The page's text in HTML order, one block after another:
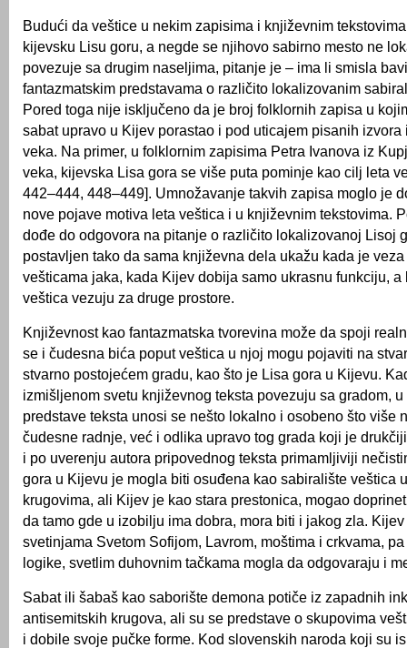
Budući da veštice u nekim zapisima i književnim
kijevsku Lisu goru, a negde se njihovo sabirno mesto ne
povezuje sa drugim naseljima, pitanje je – ima li smisla
fantazmatskim predstavama o različito lokalizovanim
Pored toga nije isključeno da je broj folklornih zapisa u
sabat upravo u Kijev porastao i pod uticajem pisanih izvora
veka. Na primer, u folklornim zapisima Petra Ivanova iz
veka, kijevska Lisa gora se više puta pominje kao cilj leta
442–444, 448–449]. Umnožavanje takvih zapisa moglo je
nove pojave motiva leta veštica i u književnim tekstovima.
dođe do odgovora na pitanje o različito lokalizovanoj Lisoj
postavljen tako da sama književna dela ukažu kada je
vešticama jaka, kada Kijev dobija samo ukrasnu funkciju, a
veštica vezuju za druge prostore.
Književnost kao fantazmatska tvorevina može da spoji
se i čudesna bića poput veštica u njoj mogu pojaviti na
stvarno postojećem gradu, kao što je Lisa gora u Kijevu.
izmišljenom svetu književnog teksta povezuju sa gradom,
predstave teksta unosi se nešto lokalno i osobeno što više
čudesne radnje, već i odlika upravo tog grada koji je
i po uverenju autora pripovednog teksta primamljiviji
gora u Kijevu je mogla biti osuđena kao sabiralište veštica
krugovima, ali Kijev je kao stara prestonica, mogao
da tamo gde u izobilju ima dobra, mora biti i jakog zla.
svetinjama Svetom Sofijom, Lavrom, moštima i crkvama,
logike, svetlim duhovnim tačkama mogla da odgovaraju i
Sabat ili šabaš kao saborište demona potiče iz zapadnih
antisemitskih krugova, ali su se predstave o skupovima
i dobile svoje pučke forme. Kod slovenskih naroda koji su